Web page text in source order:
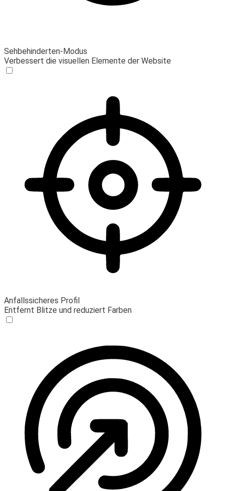
Sehbehinderten-Modus
Verbessert die visuellen Elemente der Website
Anfallssicheres Profil
Entfernt Blitze und reduziert Farben